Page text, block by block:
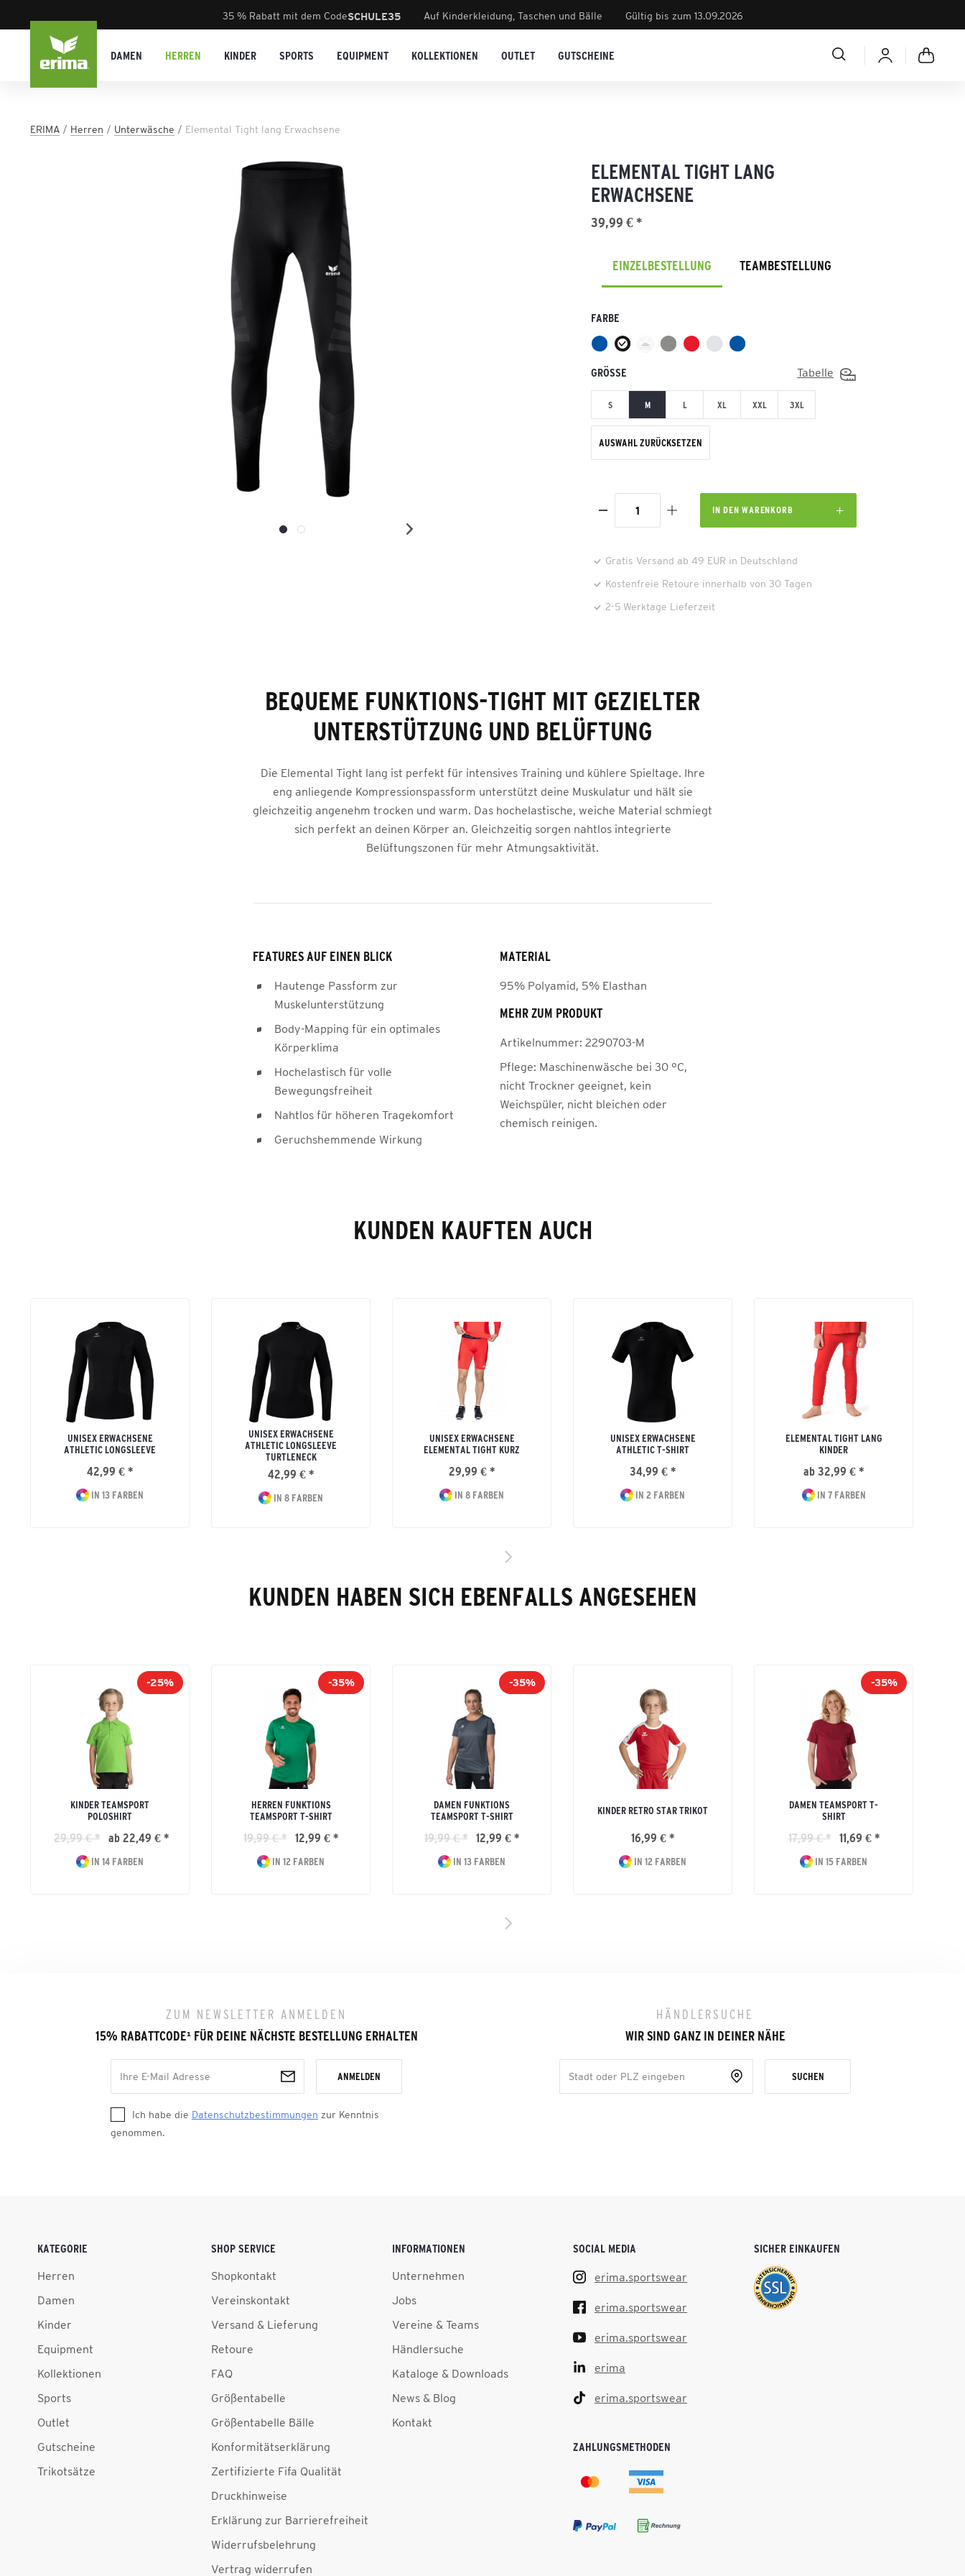
35 % Rabatt mit dem CodeSCHULE35 Auf Kinderkleidung, Taschen und Bälle Gültig bis zum 13.09.2026
DAMEN HERREN KINDER SPORTS EQUIPMENT KOLLEKTIONEN OUTLET GUTSCHEINE
ERIMA Herren Unterwäsche Elemental Tight lang Erwachsene
ELEMENTAL TIGHT LANG
ERWACHSENE
39,99 € *
EINZELBESTELLUNG TEAMBESTELLUNG
FARBE
GRÖSSE Tabelle
S M L XL XXL 3XL
AUSWAHL ZURÜCKSETZEN
IN DEN WARENKORB
Gratis Versand ab 49 EUR in Deutschland
Kostenfreie Retoure innerhalb von 30 Tagen
2-5 Werktage Lieferzeit
BEQUEME FUNKTIONS-TIGHT MIT GEZIELTER
UNTERSTÜTZUNG UND BELÜFTUNG
Die Elemental Tight lang ist perfekt für intensives Training und kühlere Spieltage. Ihre
eng anliegende Kompressionspassform unterstützt deine Muskulatur und hält sie
gleichzeitig angenehm trocken und warm. Das hochelastische, weiche Material schmiegt
sich perfekt an deinen Körper an. Gleichzeitig sorgen nahtlos integrierte
Belüftungszonen für mehr Atmungsaktivität.
FEATURES AUF EINEN BLICK
Hautenge Passform zur
Muskelunterstützung
Body-Mapping für ein optimales
Körperklima
Hochelastisch für volle
Bewegungsfreiheit
Nahtlos für höheren Tragekomfort
Geruchshemmende Wirkung
MATERIAL
95% Polyamid, 5% Elasthan
MEHR ZUM PRODUKT
Artikelnummer: 2290703-M
Pflege: Maschinenwäsche bei 30 °C,
nicht Trockner geeignet, kein
Weichspüler, nicht bleichen oder
chemisch reinigen.
KUNDEN KAUFTEN AUCH
UNISEX ERWACHSENE
ATHLETIC LONGSLEEVE
42,99 € *
IN 13 FARBEN
UNISEX ERWACHSENE
ATHLETIC LONGSLEEVE
TURTLENECK
42,99 € *
IN 8 FARBEN
UNISEX ERWACHSENE
ELEMENTAL TIGHT KURZ
29,99 € *
IN 8 FARBEN
UNISEX ERWACHSENE
ATHLETIC T-SHIRT
34,99 € *
IN 2 FARBEN
ELEMENTAL TIGHT LANG
KINDER
ab 32,99 € *
IN 7 FARBEN
KUNDEN HABEN SICH EBENFALLS ANGESEHEN
-25%
KINDER TEAMSPORT
POLOSHIRT
29,99 € * ab 22,49 € *
IN 14 FARBEN
-35%
HERREN FUNKTIONS
TEAMSPORT T-SHIRT
19,99 € * 12,99 € *
IN 12 FARBEN
-35%
DAMEN FUNKTIONS
TEAMSPORT T-SHIRT
19,99 € * 12,99 € *
IN 13 FARBEN
KINDER RETRO STAR TRIKOT
16,99 € *
IN 12 FARBEN
-35%
DAMEN TEAMSPORT T-
SHIRT
17,99 € * 11,69 € *
IN 15 FARBEN
ZUM NEWSLETTER ANMELDEN
15% RABATTCODE¹FÜR DEINE NÄCHSTE BESTELLUNG ERHALTEN
ANMELDEN
Ich habe die Datenschutzbestimmungen zur Kenntnis
genommen.
HÄNDLERSUCHE
WIR SIND GANZ IN DEINER NÄHE
SUCHEN
KATEGORIE
Herren
Damen
Kinder
Equipment
Kollektionen
Sports
Outlet
Gutscheine
Trikotsätze
SHOP SERVICE
Shopkontakt
Vereinskontakt
Versand & Lieferung
Retoure
FAQ
Größentabelle
Größentabelle Bälle
Konformitätserklärung
Zertifizierte Fifa Qualität
Druckhinweise
Erklärung zur Barrierefreiheit
Widerrufsbelehrung
Vertrag widerrufen
INFORMATIONEN
Unternehmen
Jobs
Vereine & Teams
Händlersuche
Kataloge & Downloads
News & Blog
Kontakt
SOCIAL MEDIA
erima.sportswear
erima.sportswear
erima.sportswear
erima
erima.sportswear
ZAHLUNGSMETHODEN
SICHER EINKAUFEN